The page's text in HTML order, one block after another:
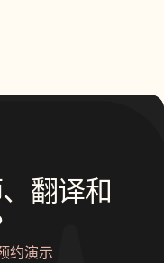
翻译和
约演示